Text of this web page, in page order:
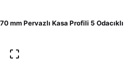
70 mm Pervazlı Kasa Profili 5 Odacıklı